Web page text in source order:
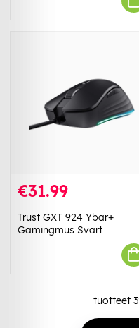
€31.99
Trust GXT 924 Ybar+
Gamingmus Svart
tuotteet